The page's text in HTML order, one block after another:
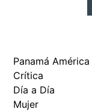
Panamá América
Crítica
Día a Día
Mujer